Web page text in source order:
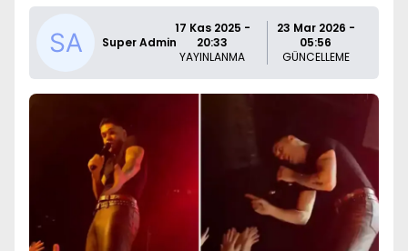
Super Admin
17 Kas 2025 -
20:33
YAYINLANMA
23 Mar 2026 -
05:56
GÜNCELLEME